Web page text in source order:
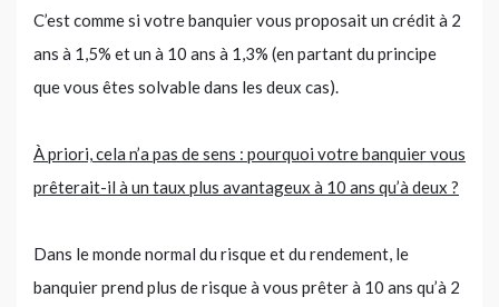
C’est comme si votre banquier vous proposait un crédit à 2
ans à 1,5% et un à 10 ans à 1,3% (en partant du principe
que vous êtes solvable dans les deux cas).
À priori, cela n’a pas de sens : pourquoi votre banquier vous
prêterait-il à un taux plus avantageux à 10 ans qu’à deux ?
Dans le monde normal du risque et du rendement, le
banquier prend plus de risque à vous prêter à 10 ans qu’à 2